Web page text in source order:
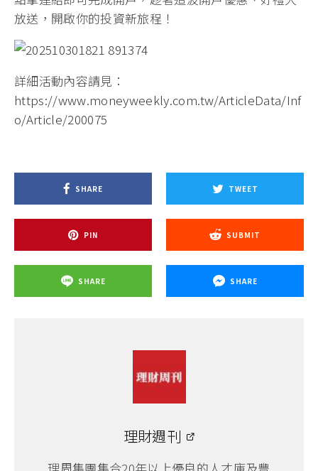
放送，開啟你的投資新旅程！
詳細活動內容請見：
https://www.moneyweekly.com.tw/ArticleData/Inf
o/Article/200075
SHARE TWEET
PIN SUBMIT
SHARE SHARE
理財週刊